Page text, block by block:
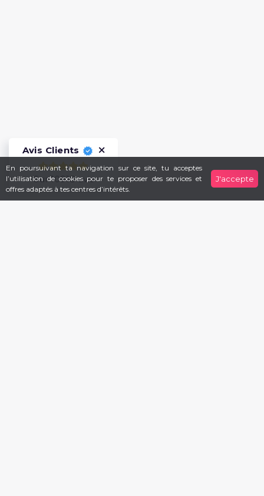
Avis Clients
Sur 10918 avis
En poursuivant ta navigation sur ce site, tu acceptes
l’utilisation de cookies pour te proposer des services et
offres adaptés à tes centres d’intérêts.
J'accepte